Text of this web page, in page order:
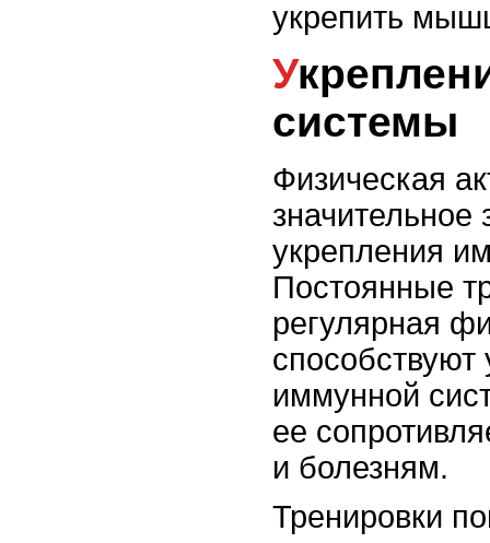
укрепить
Укрепление иммунной
системы
Физическая
значительное
укрепления
Постоянные
регулярная
иммунной
ее
и болезням.
Тренировки